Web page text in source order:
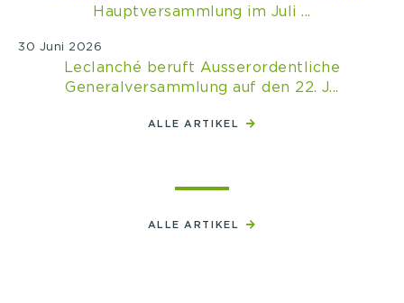
Hauptversammlung im Juli ...
30 Juni 2026
Leclanché beruft Ausserordentliche
Generalversammlung auf den 22. J...
ALLE ARTIKEL
ALLE ARTIKEL